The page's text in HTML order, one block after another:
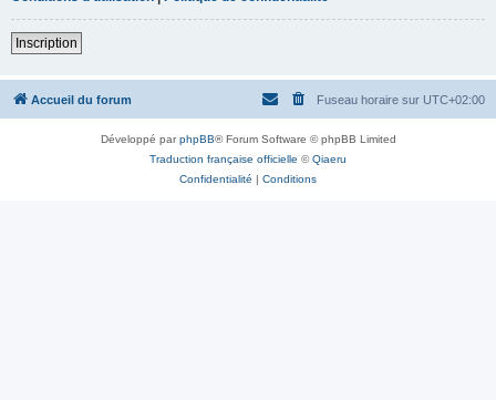
Inscription
Accueil du forum Fuseau horaire sur UTC+02:00
Développé parphpBB® Forum Software © phpBB Limited
Traduction française officielle ©Qiaeru
Confidentialité | Conditions